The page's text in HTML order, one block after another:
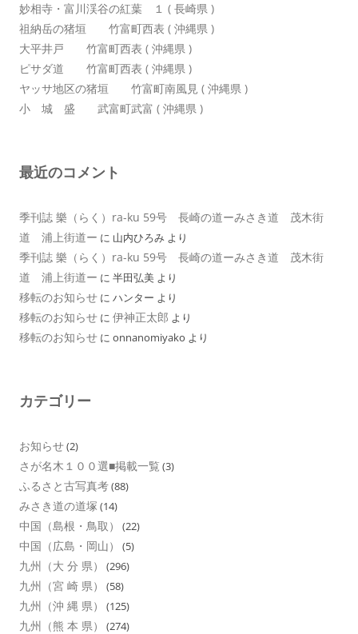
妙相寺・富川渓谷の紅葉 １ ( 長崎県 )
祖納岳の猪垣 竹富町西表 ( 沖縄県 )
大平井戸 竹富町西表 ( 沖縄県 )
ピサダ道 竹富町西表 ( 沖縄県 )
ヤッサ地区の猪垣 竹富町南風見 ( 沖縄県 )
小 城 盛 武富町武富 ( 沖縄県 )
最近のコメント
季刊誌 樂（らく）ra-ku 59号 長崎の道ーみさき道 茂木街
道 浦上街道ー に 山内ひろみ より
季刊誌 樂（らく）ra-ku 59号 長崎の道ーみさき道 茂木街
道 浦上街道ー に 半田弘美 より
移転のお知らせ に ハンター より
移転のお知らせ に 伊神正太郎 より
移転のお知らせ に onnanomiyako より
カテゴリー
お知らせ(2)
さが名木１００選■掲載一覧 (3)
ふるさと古写真考(88)
みさき道の道塚 (14)
中国（島根・鳥取） (22)
中国（広島・岡山） (5)
九州（大 分 県） (296)
九州（宮 崎 県） (58)
九州（沖 縄 県） (125)
九州（熊 本 県） (274)